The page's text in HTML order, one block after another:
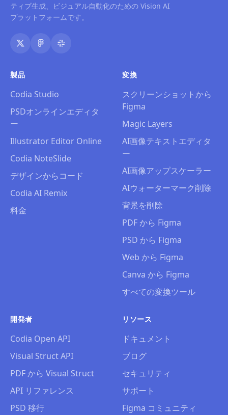
ティブ生成、ビジュアル自動化のための Vision AI
プラットフォームです。
製品
Codia Studio
PSDオンラインエディタ
ー
Illustrator Editor Online
Codia NoteSlide
デザインからコード
Codia AI Remix
料金
変換
スクリーンショットから
Figma
Magic Layers
AI画像テキストエディタ
ー
AI画像アップスケーラー
AIウォーターマーク削除
背景を削除
PDF から Figma
PSD から Figma
Web から Figma
Canva から Figma
すべての変換ツール
開発者
Codia Open API
Visual Struct API
PDF から Visual Struct
API リファレンス
PSD 移行
リソース
ドキュメント
ブログ
セキュリティ
サポート
Figma コミュニティ